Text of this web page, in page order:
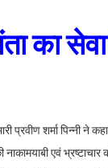
का सेवा
प्रवीण शर्मा पिन्नी ने
नाकामयाबी एवं